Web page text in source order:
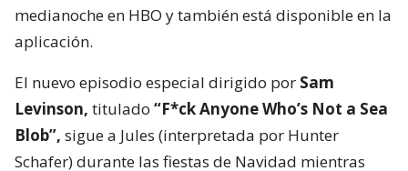
medianoche en HBO y también está disponible en la
aplicación.
El nuevo episodio especial dirigido por Sam
Levinson, titulado “F*ck Anyone Who’s Not a Sea
Blob”, sigue a Jules (interpretada por Hunter
Schafer) durante las fiestas de Navidad mientras